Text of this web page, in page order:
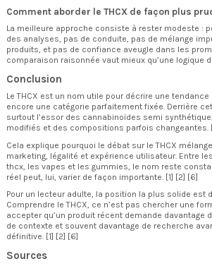
Comment aborder le THCX de façon plus
La meilleure approche consiste à rester modeste :
des analyses, pas de conduite, pas de mélange
produits, et pas de confiance aveugle dans les
comparaison raisonnée vaut mieux qu’une logique
Conclusion
Le THCX est un nom utile pour décrire une
encore une catégorie parfaitement fixée. Derrière
surtout l’essor des cannabinoïdes semi
modifiés et des compositions parfois changeantes.
Cela explique pourquoi le débat sur le THCX
marketing, légalité et expérience utilisateur. Entre
thcx, les vapes et les gummies, le nom reste
réel peut, lui, varier de façon importante. [1] [2] [6]
Pour un lecteur adulte, la position la plus solide est
Comprendre le THCX, ce n’est pas chercher une
accepter qu’un produit récent demande davantage
de contexte et souvent davantage de recherche
définitive. [1] [2] [6]
Sources